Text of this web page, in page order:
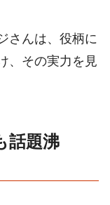
さんは、役柄に
、その実力を見
話題沸